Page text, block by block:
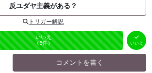
反ユダヤ主義がある？
トリガー解説
いいえ
（5件） いいえ
コメントを書く